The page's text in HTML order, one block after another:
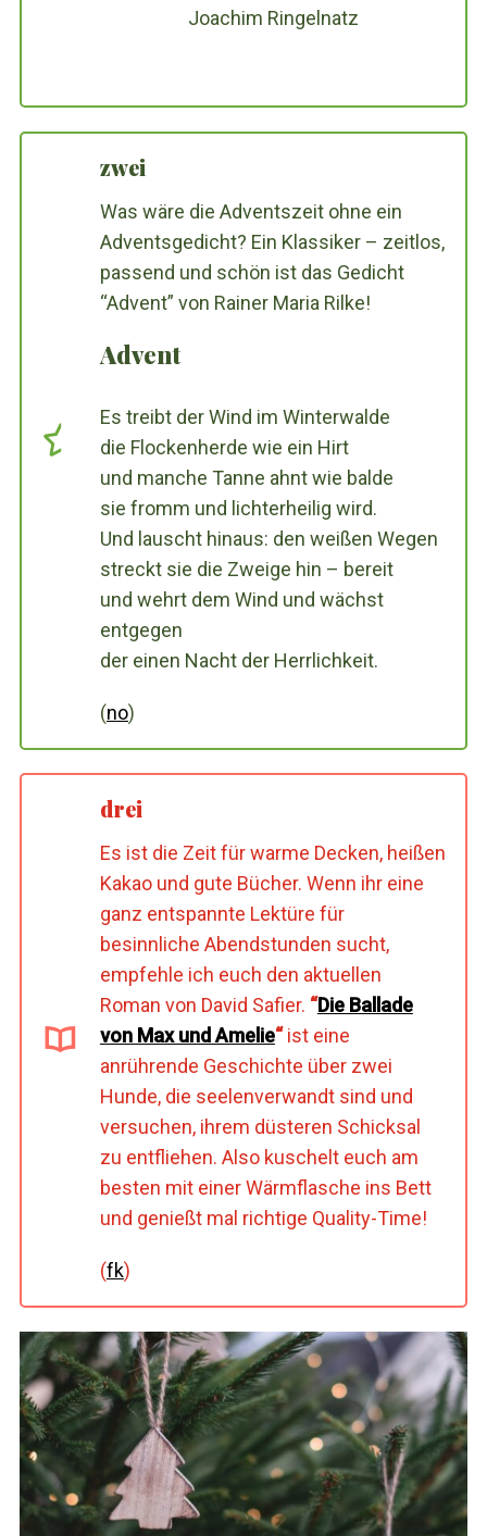
Joachim Ringelnatz
zwei
Was wäre die Adventszeit ohne ein
Adventsgedicht? Ein Klassiker – zeitlos,
passend und schön ist das Gedicht
“Advent” von Rainer Maria Rilke!
Advent
Es treibt der Wind im Winterwalde
die Flockenherde wie ein Hirt
und manche Tanne ahnt wie balde
sie fromm und lichterheilig wird.
Und lauscht hinaus: den weißen Wegen
streckt sie die Zweige hin – bereit
und wehrt dem Wind und wächst
entgegen
der einen Nacht der Herrlichkeit.
(no)
drei
Es ist die Zeit für warme Decken, heißen
Kakao und gute Bücher. Wenn ihr eine
ganz entspannte Lektüre für
besinnliche Abendstunden sucht,
empfehle ich euch den aktuellen
Roman von David Safier. “Die Ballade
von Max und Amelie“ist eine
anrührende Geschichte über zwei
Hunde, die seelenverwandt sind und
versuchen, ihrem düsteren Schicksal
zu entfliehen. Also kuschelt euch am
besten mit einer Wärmflasche ins Bett
und genießt mal richtige Quality-Time!
(fk)